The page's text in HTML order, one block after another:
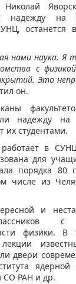
надежду
останется
нами наука. Я
с
Это
он.
надежду
их студентами.
в
для
порядка 80
числе из
и
с
физики. В
двери
СО РАН и др.